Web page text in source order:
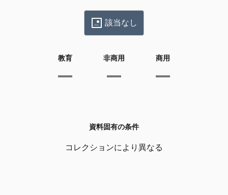
該当なし
教育 非商用 商用
資料固有の条件
コレクションにより異なる